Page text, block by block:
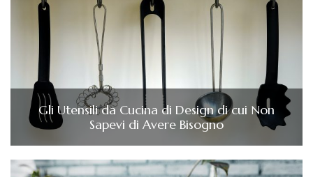
Gli Utensili da Cucina di Design di cui Non
Sapevi di Avere Bisogno